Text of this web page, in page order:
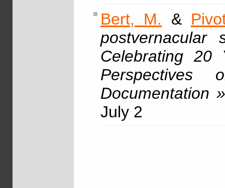
Bert, M. &
postvernacular
Celebrating
Perspectives
Documentation
July 2